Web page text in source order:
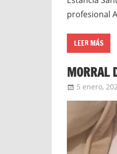
profesional
LEER MÁS
MORRAL
5 enero,